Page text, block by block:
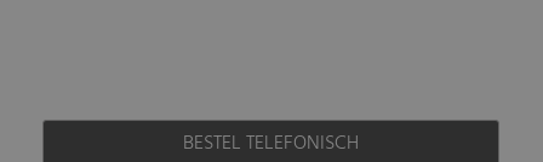
BESTEL TELEFONISCH